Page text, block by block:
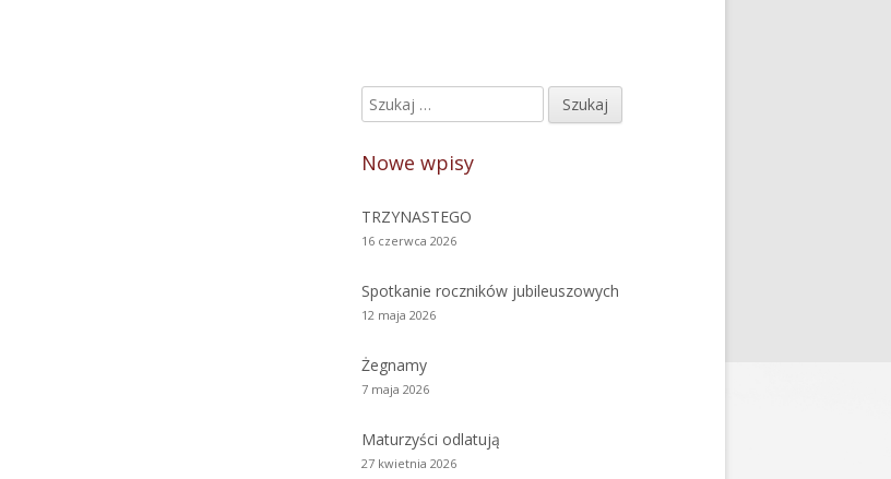
Główny
panel
boczny
Szukaj:
Nowe wpisy
TRZYNASTEGO
16 czerwca 2026
Spotkanie roczników jubileuszowych
12 maja 2026
Żegnamy
7 maja 2026
Maturzyści odlatują
27 kwietnia 2026